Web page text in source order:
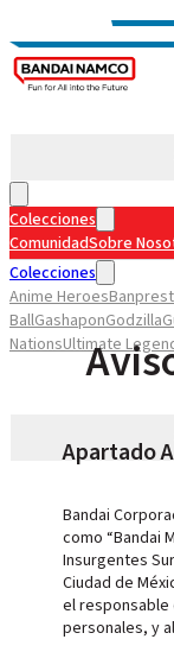
Colecciones
ComunidadSobre
Colecciones
Anime Heroes
BallGashaponGodzilla
NationsUltimate
ComunidadSobre
Apartado
Bandai
como “Bandai
Insurgentes
Ciudad de
el
personales, y